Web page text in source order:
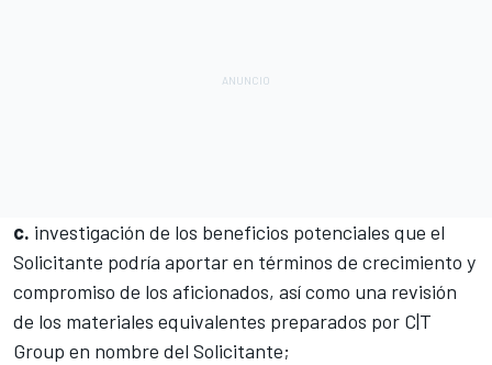
c. investigación de los beneficios potenciales que el
Solicitante podría aportar en términos de crecimiento y
compromiso de los aficionados, así como una revisión
de los materiales equivalentes preparados por C|T
Group en nombre del Solicitante;